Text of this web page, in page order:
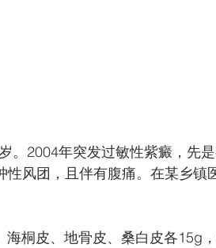
。2004年突发过敏性紫癜，先
性风团，且伴有腹痛。在某乡镇
海桐皮、地骨皮、桑白皮各15g